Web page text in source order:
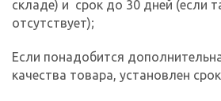
складе) и срок до 30 дней (если
отсутствует);
Если понадобится
качества товара, установлен